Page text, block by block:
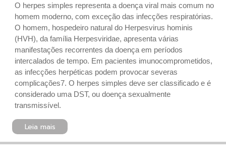
O herpes simples representa a doença viral mais comum no
homem moderno, com exceção das infecções respiratórias.
O homem, hospedeiro natural do Herpesvirus hominis
(HVH), da família Herpesviridae, apresenta várias
manifestações recorrentes da doença em períodos
intercalados de tempo. Em pacientes imunocomprometidos,
as infecções herpéticas podem provocar severas
complicações7. O herpes simples deve ser classificado e é
considerado uma DST, ou doença sexualmente
transmissível.
Leia mais